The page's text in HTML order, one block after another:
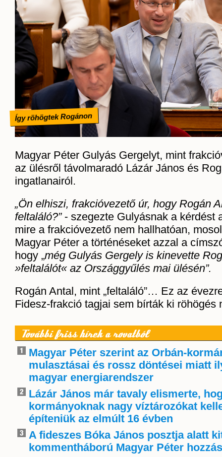
Így röhögtek Rogánon
Magyar Péter Gulyás Gergelyt, mint
az ülésről távolmaradó Lázár János és
ingatlanairól.
„Ön elhiszi, frakcióvezető úr, hogy Rogán
feltaláló?”- szegezte Gulyásnak a kérdést
mire a frakcióvezető nem hallhatóan,
Magyar Péter a történéseket azzal a
hogy „még Gulyás Gergely is kinevette
»feltalálót« az Országgyűlés mai ülésén”.
Rogán Antal, mint „feltaláló”… Ez az
Fidesz-frakció tagjai sem bírták ki röhögés
További friss hírek a rovatból
Magyar Péter szerint az Orbán-
mulasztásai és rossz döntései miatt
magyar energiarendszer
Lázár János már tavaly elismerte,
kormányoknak nagy víztározókat
építeniük az elmúlt 16 évben
A fideszes Bóka János posztja alatt
kommentháború Magyar Péter